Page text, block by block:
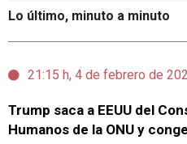
Lo último, minuto a minuto
21:15 h, 4 de febrero de
Trump saca a EEUU del
Humanos de la ONU y